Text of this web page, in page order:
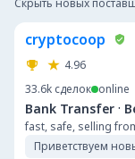
Скрыть новых
cryptocoop
4.96
33.6k сделок online
Bank Transfer ·
fast, safe, selling
Приветствуем